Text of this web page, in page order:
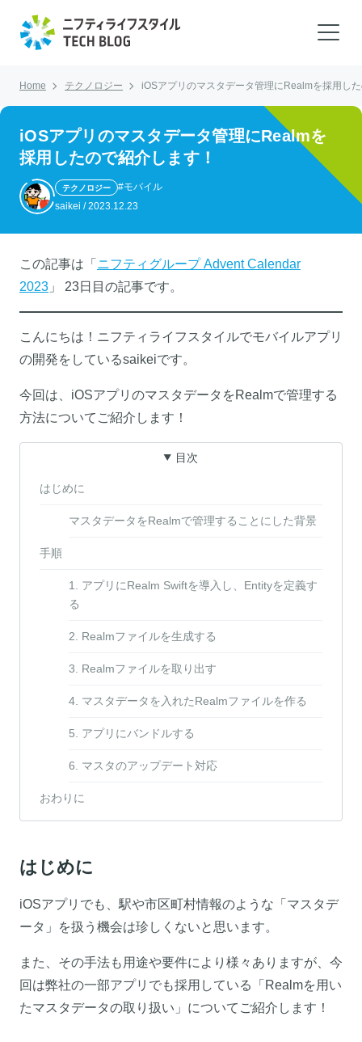
Home テクノロジー iOSアプリのマスタデータ管理にRealmを採用し
iOSアプリのマスタデータ管理にRealmを
採用したので紹介します！
テクノロジー
#モバイル
saikei / 2023.12.23
この記事は「 ニフティグループ Advent Calendar
2023 」 23日目の記事です。
こんにちは！ニフティライフスタイルでモバイルアプリ
の開発をしているsaikeiです。
今回は、iOSアプリのマスタデータをRealmで管理する
方法についてご紹介します！
目次
はじめに
マスタデータをRealmで管理することにした背景
手順
1. アプリにRealm Swiftを導入し、Entityを定義す
る
2. Realmファイルを生成する
3. Realmファイルを取り出す
4. マスタデータを入れたRealmファイルを作る
5. アプリにバンドルする
6. マスタのアップデート対応
おわりに
はじめに
iOSアプリでも、駅や市区町村情報のような「マスタデ
ータ」を扱う機会は珍しくないと思います。
また、その手法も用途や要件により様々ありますが、今
回は弊社の一部アプリでも採用している「Realmを用い
たマスタデータの取り扱い」についてご紹介します！